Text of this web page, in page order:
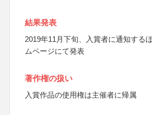
結果発表
2019年11月下旬、入賞者に通知する
ムページにて発表
著作権の扱い
入賞作品の使用権は主催者に帰属